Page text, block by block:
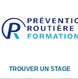
TROUVER UN STAGE